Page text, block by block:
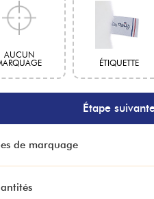
AUCUN
ÉTIQUETTE
Étape
de marquage